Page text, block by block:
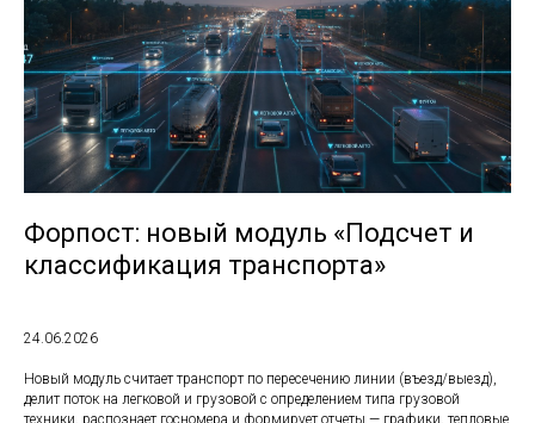
Форпост: новый модуль «Подсчет и
классификация транспорта»
24.06.2026
Новый модуль считает транспорт по пересечению линии (въезд/выезд),
делит поток на легковой и грузовой с определением типа грузовой